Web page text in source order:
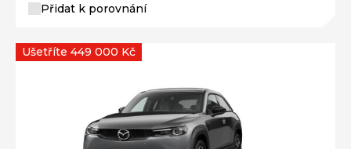
Přidat k porovnání
Ušetříte 449 000 Kč